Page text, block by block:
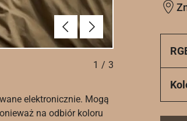
Poprzednie
Dalej
1 / 3
elektronicznie. Mogą
na odbiór koloru